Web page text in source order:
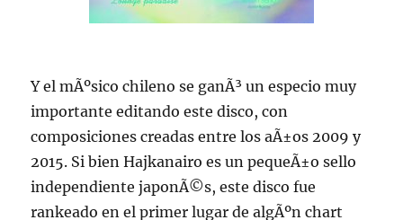
Y el mÃºsico chileno se ganÃ³ un especio muy
importante editando este disco, con
composiciones creadas entre los aÃ±os 2009 y
2015. Si bien Hajkanairo es un pequeÃ±o sello
independiente japonÃ©s, este disco fue
rankeado en el primer lugar de algÃºn chart